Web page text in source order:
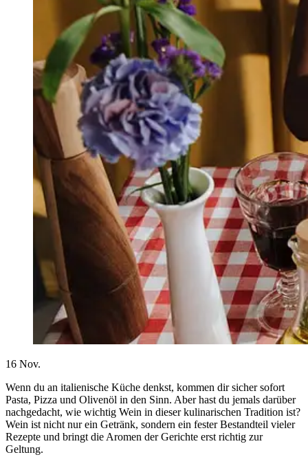
16 Nov.
Wenn du an italienische Küche denkst, kommen dir sicher sofort
Pasta, Pizza und Olivenöl in den Sinn. Aber hast du jemals darüber
nachgedacht, wie wichtig Wein in dieser kulinarischen Tradition ist?
Wein ist nicht nur ein Getränk, sondern ein fester Bestandteil vieler
Rezepte und bringt die Aromen der Gerichte erst richtig zur
Geltung.